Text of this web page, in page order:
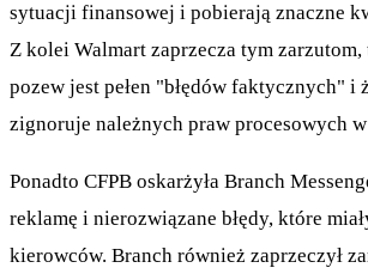
sytuacji finansowej i pobierają znaczne
Z kolei Walmart zaprzecza tym zarzutom,
pozew jest pełen "błędów faktycznych" i
zignoruje należnych praw procesowych
Ponadto CFPB oskarżyła Branch
reklamę i nierozwiązane błędy, które
kierowców. Branch również zaprzeczył